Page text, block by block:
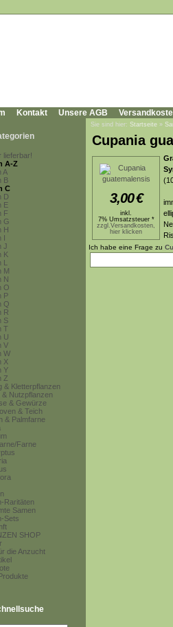
Kontakt Unsere AGB
lieferbar!
A-Z
A
B
C
D
E
F
G
H
I
J
K
L
M
N
O
P
Q
R
S
T
U
V
W
X
Y
Z
& Kletterpflanzen
& Nutzpflanzen
& Gewürze
& Teich
& Palmfarne
Farne
Raritäten
Samen
Sets
SHOP
die Anzucht
Sie sind hier: Startseite »
Cupania
3,00€
inkl.
7% Umsatzsteuer *
zzgl.Versandkosten,
hier klicken
Ich habe eine Frage zu